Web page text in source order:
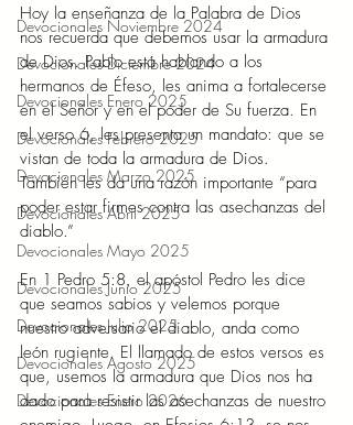
Devocionales Noviembre 2024
Devocionales Diciembre 2024
Devocionales Enero 2025
Devocionales Febrero 2025
Devocionales Marzo 2025
Devocionales Abril 2025
Devocionales Mayo 2025
Devocionales Junio 2025
Devocionales Julio 2025
Devocionales Agosto 2025
Devocionales Enero 2026
Hoy la enseñanza de la Palabra de Dios
nos recuerda que debemos usar la armadura
de Dios. Pablo está hablando a los
hermanos de Éfeso, les anima a fortalecerse
en el Señor y en el poder de Su fuerza. En
el verso 6, les presenta un mandato: que se
vistan de toda la armadura de Dios.
También les da una razón importante “para
poder estar firmes contra las asechanzas del
diablo.”
En 1 Pedro 5:8, el apóstol Pedro les dice
que seamos sabios y velemos porque
nuestro adversario el diablo, anda como
león rugiente. El llamado de estos versos es
que, usemos la armadura que Dios nos ha
dado para resistir las asechanzas de nuestro